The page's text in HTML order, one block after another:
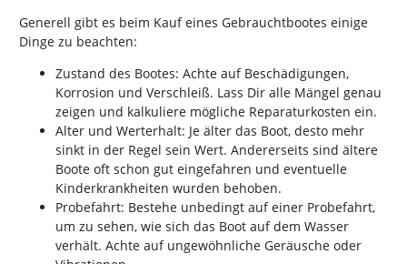
Generell gibt es beim Kauf eines Gebrauchtbootes einige
Dinge zu beachten:
Zustand des Bootes: Achte auf Beschädigungen,
Korrosion und Verschleiß. Lass Dir alle Mängel genau
zeigen und kalkuliere mögliche Reparaturkosten ein.
Alter und Werterhalt: Je älter das Boot, desto mehr
sinkt in der Regel sein Wert. Andererseits sind ältere
Boote oft schon gut eingefahren und eventuelle
Kinderkrankheiten wurden behoben.
Probefahrt: Bestehe unbedingt auf einer Probefahrt,
um zu sehen, wie sich das Boot auf dem Wasser
verhält. Achte auf ungewöhnliche Geräusche oder